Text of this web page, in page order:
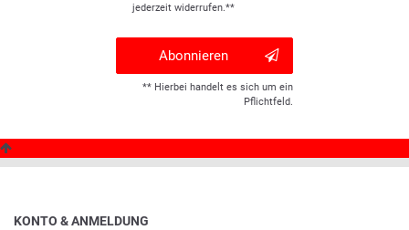
jederzeit widerrufen.**
Abonnieren
** Hierbei handelt es sich um ein
Pflichtfeld.
KONTO & ANMELDUNG